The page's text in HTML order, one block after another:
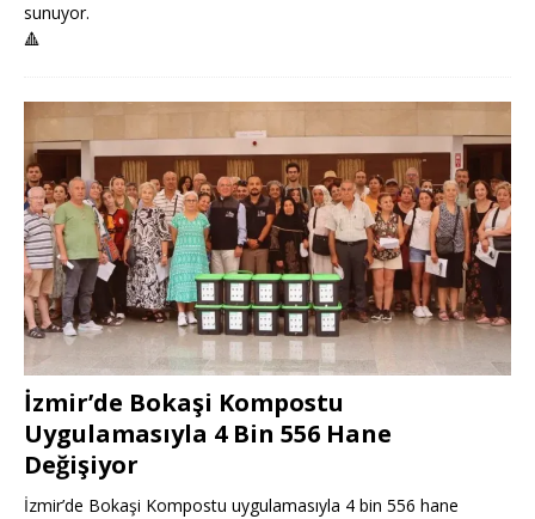
sunuyor.
🔺
İzmir’de Bokaşi Kompostu
Uygulamasıyla 4 Bin 556 Hane
Değişiyor
İzmir’de Bokaşi Kompostu uygulamasıyla 4 bin 556 hane